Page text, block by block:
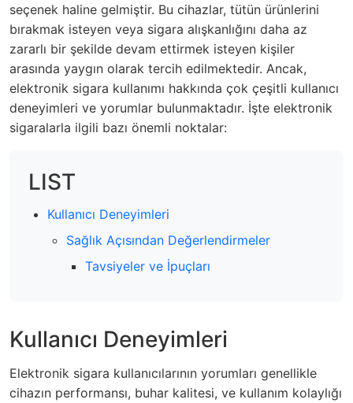
seçenek haline gelmiştir. Bu cihazlar, tütün ürünlerini
bırakmak isteyen veya sigara alışkanlığını daha az
zararlı bir şekilde devam ettirmek isteyen kişiler
arasında yaygın olarak tercih edilmektedir. Ancak,
elektronik sigara kullanımı hakkında çok çeşitli kullanıcı
deneyimleri ve yorumlar bulunmaktadır. İşte elektronik
sigaralarla ilgili bazı önemli noktalar:
LIST
Kullanıcı Deneyimleri
Sağlık Açısından Değerlendirmeler
Tavsiyeler ve İpuçları
Kullanıcı Deneyimleri
Elektronik sigara kullanıcılarının yorumları genellikle
cihazın performansı, buhar kalitesi, ve kullanım kolaylığı